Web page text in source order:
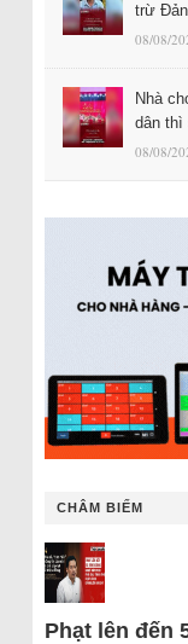
trừ
08/08/
Nhà
dân thì
08/08/
CHÂM BIẾM
Phạt lên đến